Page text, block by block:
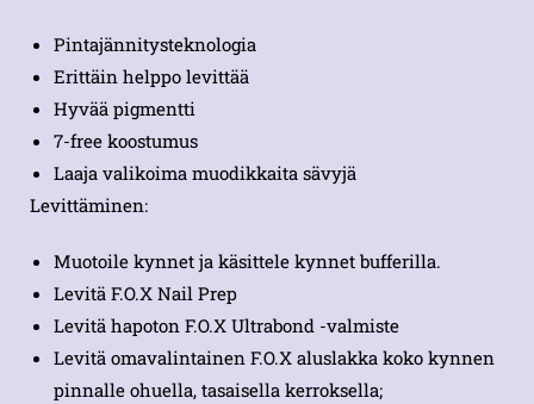
Pintajännitysteknologia
Erittäin helppo levittää
Hyvää pigmentti
7-free koostumus
Laaja valikoima muodikkaita sävyjä
Levittäminen:
Muotoile kynnet ja käsittele kynnet bufferilla.
Levitä F.O.X Nail Prep
Levitä hapoton F.O.X Ultrabond -valmiste
Levitä omavalintainen F.O.X aluslakka koko kynnen
pinnalle ohuella, tasaisella kerroksella;